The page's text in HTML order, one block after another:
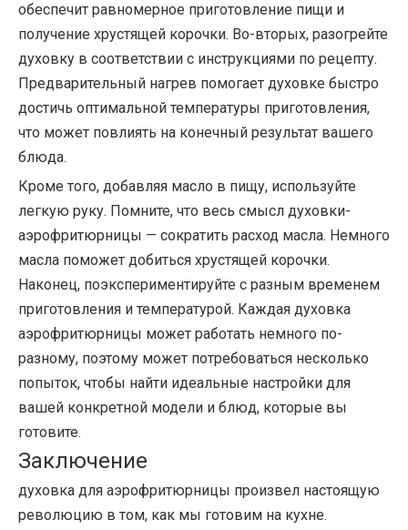
обеспечит равномерное приготовление пищи и
получение хрустящей корочки. Во-вторых, разогрейте
духовку в соответствии с инструкциями по рецепту.
Предварительный нагрев помогает духовке быстро
достичь оптимальной температуры приготовления,
что может повлиять на конечный результат вашего
блюда.
Кроме того, добавляя масло в пищу, используйте
легкую руку. Помните, что весь смысл духовки-
аэрофритюрницы — сократить расход масла. Немного
масла поможет добиться хрустящей корочки.
Наконец, поэкспериментируйте с разным временем
приготовления и температурой. Каждая духовка
аэрофритюрницы может работать немного по-
разному, поэтому может потребоваться несколько
попыток, чтобы найти идеальные настройки для
вашей конкретной модели и блюд, которые вы
готовите.
Заключение
духовка для аэрофритюрницы произвел настоящую
революцию в том, как мы готовим на кухне.